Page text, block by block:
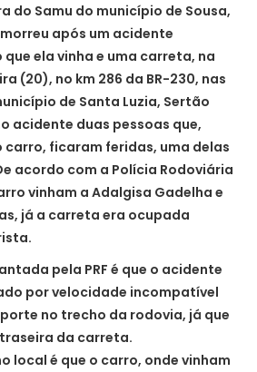
do Samu do município de Sousa,
após um acidente
ela vinha e uma carreta, na
(20), no km 286 da BR-230, nas
de Santa Luzia, Sertão
acidente duas pessoas que,
carro, ficaram feridas, uma delas
acordo com a Polícia Rodoviária
vinham a Adalgisa Gadelha e
já a carreta era ocupada
pela PRF é que o acidente
por velocidade incompatível
no trecho da rodovia, já que
da carreta.
local é que o carro, onde vinham